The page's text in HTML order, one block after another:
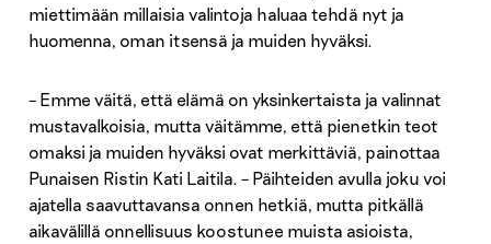
miettimään millaisia valintoja haluaa tehdä nyt ja
huomenna, oman itsensä ja muiden hyväksi.
– Emme väitä, että elämä on yksinkertaista ja valinnat
mustavalkoisia, mutta väitämme, että pienetkin teot
omaksi ja muiden hyväksi ovat merkittäviä, painottaa
Punaisen Ristin Kati Laitila. – Päihteiden avulla joku voi
ajatella saavuttavansa onnen hetkiä, mutta pitkällä
aikavälillä onnellisuus koostunee muista asioista,